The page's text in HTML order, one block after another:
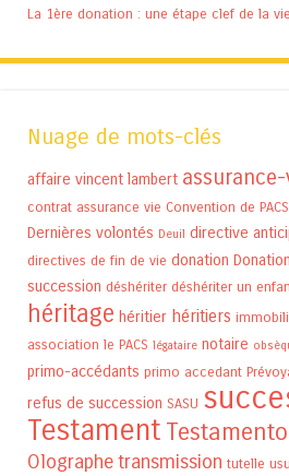
La 1ère donation : une étape clef de la vie
Nuage de mots-clés
affaire vincent lambert assurance-
contrat assurance vie Convention de PACS
Dernières volontés Deuil directive
directives de fin de vie donation
succession déshériter déshériter un
héritage héritier héritiers
association le PACS légataire notaire
primo-accédants primo accedant
refus de succession SASU
Testament Testamento
Olographetransmission tutelle